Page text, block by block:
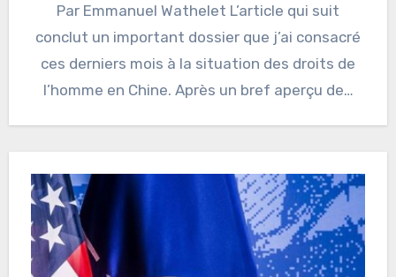
Par Emmanuel Wathelet L’article qui suit
conclut un important dossier que j’ai consacré
ces derniers mois à la situation des droits de
l’homme en Chine. Après un bref aperçu de…